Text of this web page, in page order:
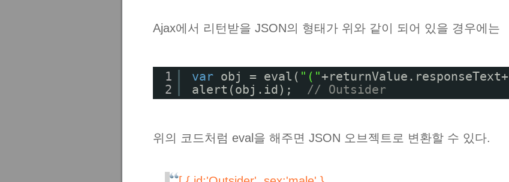
Ajax에서 리턴받을 JSON의 형태가 위와 같이 되어 있을 경우에는
1
2
var obj = eval( "("+returnValue.responseText+
alert(obj.id); // Outsider
위의 코드처럼 eval을 해주면 JSON 오브젝트로 변환할 수 있다.